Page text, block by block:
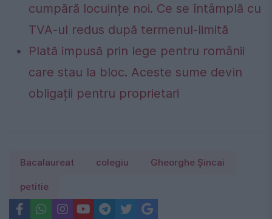
cumpără locuințe noi. Ce se întâmplă cu
TVA-ul redus după termenul-limită
Plată impusă prin lege pentru românii
care stau la bloc. Aceste sume devin
obligații pentru proprietari
Bacalaureat colegiu Gheorghe Şincai
petitie